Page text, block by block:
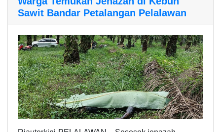
Sawit Bandar Petalangan Pelalawan